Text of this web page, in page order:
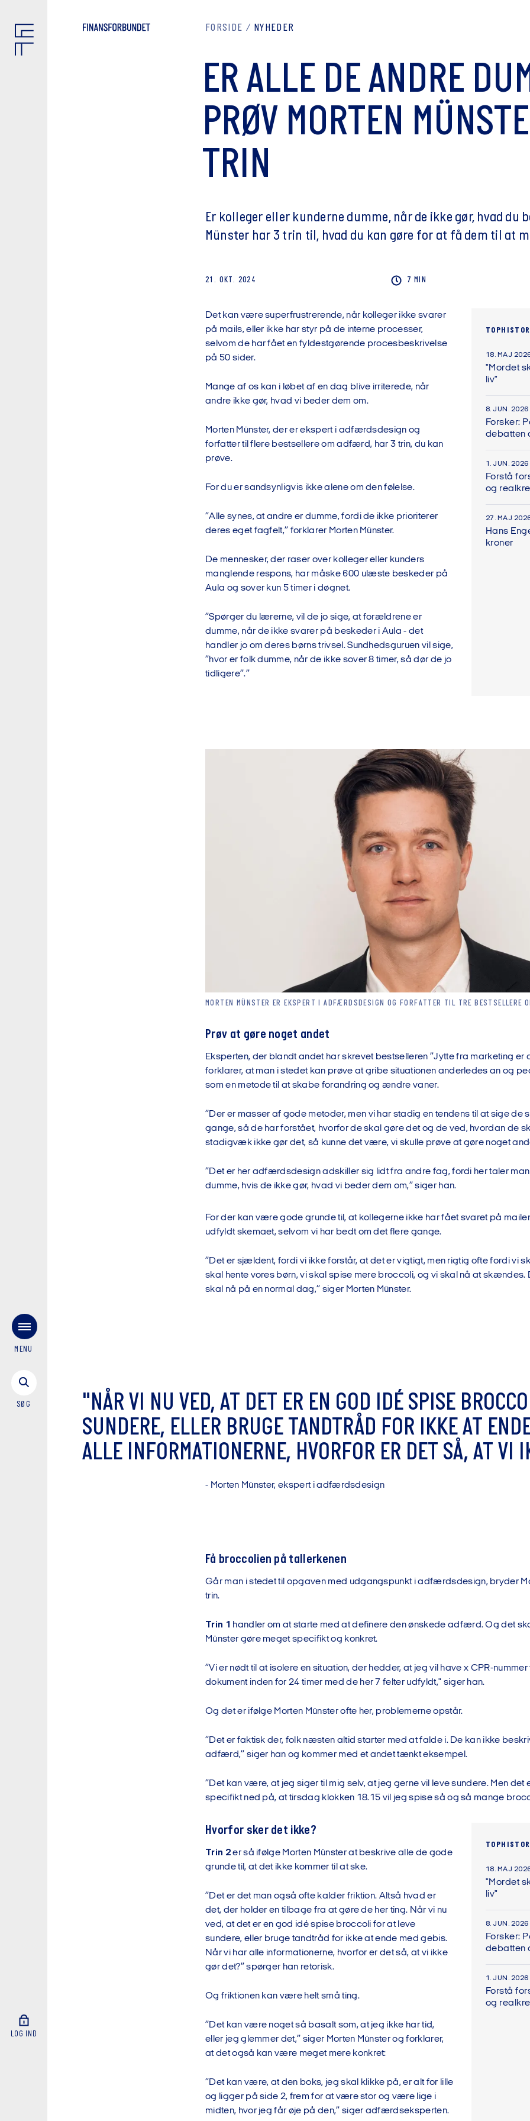
MENU
SØG
LOG IND
FORSIDE NYHEDER
ER ALLE DE ANDRE
PRØV MORTEN
TRIN
Er kolleger eller kunderne dumme, når de ikke gør, hvad du
Münster har 3 trin til, hvad du kan gøre for at få dem til at
21. OKT. 2024 7 MIN
Det kan være superfrustrerende, når kolleger ikke svarer
på mails, eller ikke har styr på de interne processer,
selvom de har fået en fyldestgørende procesbeskrivelse
på 50 sider.
Mange af os kan i løbet af en dag blive irriterede, når
andre ikke gør, hvad vi beder dem om.
Morten Münster, der er ekspert i adfærdsdesign og
forfatter til flere bestsellere om adfærd, har 3 trin, du kan
prøve.
For du er sandsynligvis ikke alene om den følelse.
”Alle synes, at andre er dumme, fordi de ikke prioriterer
deres eget fagfelt,” forklarer Morten Münster.
De mennesker, der raser over kolleger eller kunders
manglende respons, har måske 600 ulæste beskeder på
Aula og sover kun 5 timer i døgnet.
”Spørger du lærerne, vil de jo sige, at forældrene er
dumme, når de ikke svarer på beskeder i Aula - det
handler jo om deres børns trivsel. Sundhedsguruen vil sige,
”hvor er folk dumme, når de ikke sover 8 timer, så dør de jo
tidligere”.”
18. MAJ
"Mordet
liv"
8. JUN. 2026
Forsker:
debatten
1. JUN. 2026
Forstå
og
27. MAJ
Hans
kroner
MORTEN MÜNSTER ER EKSPERT I ADFÆRDSDESIGN OG FORFATTER TIL TRE BESTSELLERE
Prøv at gøre noget andet
Eksperten, der blandt andet har skrevet bestselleren ”Jytte fra marketing
forklarer, at man i stedet kan prøve at gribe situationen anderledes an og
som en metode til at skabe forandring og ændre vaner.
”Der er masser af gode metoder, men vi har stadig en tendens til at sige de
gange, så de har forstået, hvorfor de skal gøre det og de ved, hvordan de
stadigvæk ikke gør det, så kunne det være, vi skulle prøve at gøre noget
”Det er her adfærdsdesign adskiller sig lidt fra andre fag, fordi her taler man
dumme, hvis de ikke gør, hvad vi beder dem om,” siger han.
For der kan være gode grunde til, at kollegerne ikke har fået svaret på
udfyldt skemaet, selvom vi har bedt om det flere gange.
”Det er sjældent, fordi vi ikke forstår, at det er vigtigt, men rigtig ofte fordi vi
skal hente vores børn, vi skal spise mere broccoli, og vi skal nå at skændes.
skal nå på en normal dag,” siger Morten Münster.
"NÅR VI NU VED, AT DET ER EN GOD IDÉ SPISE BROCCO
SUNDERE, ELLER BRUGE TANDTRÅD FOR IKKEAT END
ALLE INFORMATIONERNE, HVORFOR ER DET SÅ, AT VI I
- Morten Münster, ekspert i adfærdsdesign
Få broccolien på tallerkenen
Går man i stedet til opgaven med udgangspunkt i adfærdsdesign, bryder
trin.
Trin 1 handler om at starte med at definere den ønskede adfærd. Og det
Münster gøre meget specifikt og konkret.
”Vi er nødt til at isolere en situation, der hedder, at jeg vil have x CPR-
dokument inden for 24 timer med de her 7 felter udfyldt," siger han.
Og det er ifølge Morten Münster ofte her, problemerne opstår.
”Det er faktisk der, folk næsten altid starter med at falde i. De kan ikke
adfærd,” siger han og kommer med et andet tænkt eksempel.
”Det kan være, at jeg siger til mig selv, at jeg gerne vil leve sundere. Men det
specifikt ned på, at tirsdag klokken 18.15 vil jeg spise så og så mange
Hvorfor sker det ikke?
Trin 2er så ifølge Morten Münster at beskrive alle de gode
grunde til, at det ikke kommer til at ske.
”Det er det man også ofte kalder friktion. Altså hvad er
det, der holder en tilbage fra at gøre de her ting. Når vi nu
ved, at det er en god idé spise broccoli for at leve
sundere, eller bruge tandtråd for ikke at ende med gebis.
Når vi har alle informationerne, hvorfor er det så, at vi ikke
gør det?” spørger han retorisk.
Og friktionen kan være helt små ting.
”Det kan være noget så basalt som, at jeg ikke har tid,
eller jeg glemmer det,” siger Morten Münster og forklarer,
at det også kan være meget mere konkret:
”Det kan være, at den boks, jeg skal klikke på, er alt for lille
og ligger på side 2, frem for at være stor og være lige i
midten, hvor jeg får øje på den,” siger adfærdseksperten.
18. MAJ
"Mordet
liv"
8. JUN. 2026
Forsker:
debatten
1. JUN. 2026
Forstå
og